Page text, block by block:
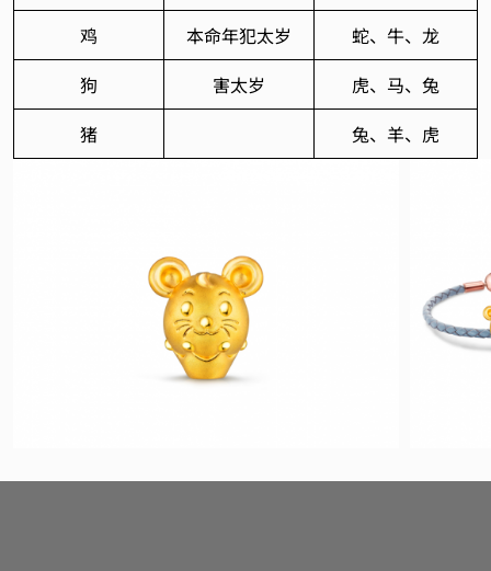
鸡
本命年犯太岁
蛇、牛、龙
狗
害太岁
虎、马、兔
猪
兔、羊、虎